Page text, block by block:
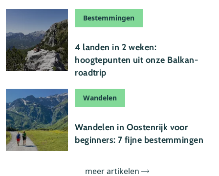
Bestemmingen
4 landen in 2 weken:
hoogtepunten uit onze Balkan-
roadtrip
Wandelen
Wandelen in Oostenrijk voor
beginners: 7 fijne bestemmingen
meer artikelen